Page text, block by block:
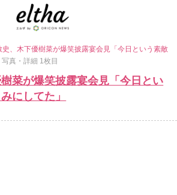
史、木下優樹菜が爆笑披露宴会見「今日という素敵
写真・詳細 1枚目
菜が爆笑披露宴会見「今日とい
にしてた」